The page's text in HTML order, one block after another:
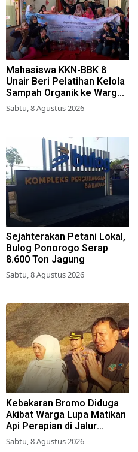
Mahasiswa KKN-BBK 8
Unair Beri Pelatihan Kelola
Sampah Organik ke Warga
Simokerto Surabaya
Sabtu, 8 Agustus 2026
Sejahterakan Petani Lokal,
Bulog Ponorogo Serap
8.600 Ton Jagung
Sabtu, 8 Agustus 2026
Kebakaran Bromo Diduga
Akibat Warga Lupa Matikan
Api Perapian di Jalur
Tradisional
Sabtu, 8 Agustus 2026